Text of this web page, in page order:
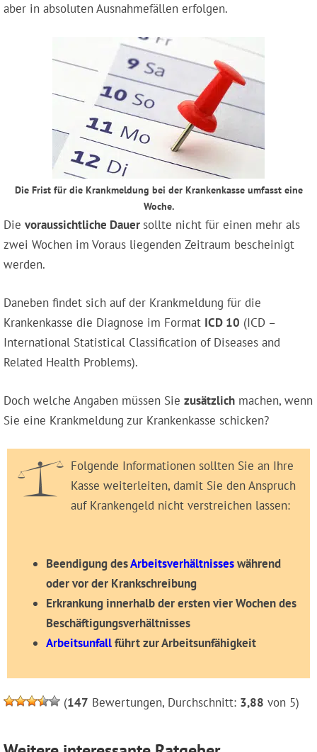
aber in absoluten Ausnahmefällen erfolgen.
Die Frist für die Krankmeldung bei der Krankenkasse umfasst eine
Woche.
Die voraussichtliche Dauersollte nicht für einen mehr als
zwei Wochen im Voraus liegenden Zeitraum bescheinigt
werden.
Daneben findet sich auf der Krankmeldung für die
Krankenkasse die Diagnose im Format ICD 10 (ICD –
International Statistical Classification of Diseases and
Related Health Problems).
Doch welche Angaben müssen Sie zusätzlich machen, wenn
Sie eine Krankmeldung zur Krankenkasse schicken?
Folgende Informationen sollten Sie an Ihre
Kasse weiterleiten, damit Sie den Anspruch
auf Krankengeld nicht verstreichen lassen:
Beendigung desArbeitsverhältnisseswährend
oder vor der Krankschreibung
Erkrankung innerhalb der ersten vier Wochen des
Beschäftigungsverhältnisses
Arbeitsunfallführt zur Arbeitsunfähigkeit
(147 Bewertungen, Durchschnitt: 3,88 von 5)